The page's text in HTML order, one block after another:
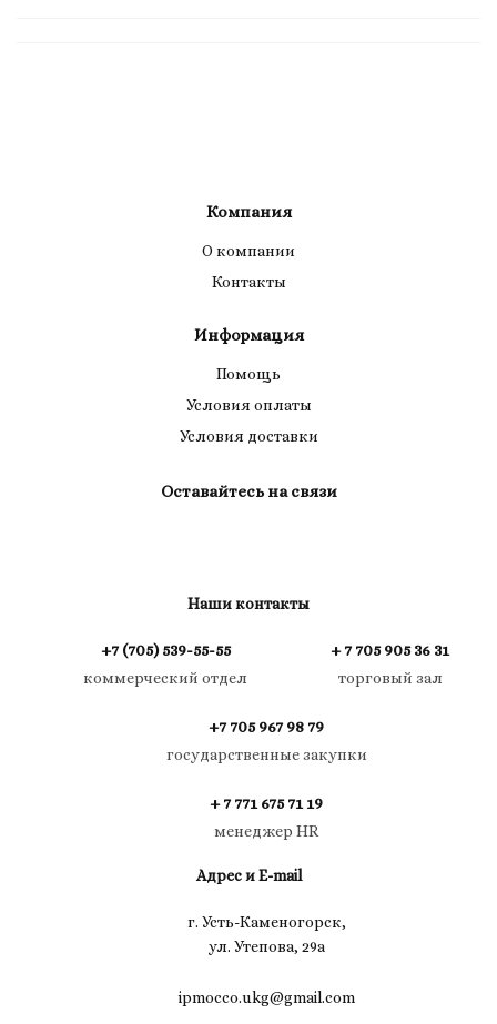
Компания
О компании
Контакты
Информация
Помощь
Условия оплаты
Условия доставки
Оставайтесь на связи
Наши контакты
+7 (705) 539-55-55
коммерческий отдел
+ 7 705 905 36 31
торговый зал
+7 705 967 98 79
государственные закупки
+ 7 771 675 71 19
менеджер HR
Адрес и E-mail
г. Усть-Каменогорск,
ул. Утепова, 29а
ipmocco.ukg@gmail.com